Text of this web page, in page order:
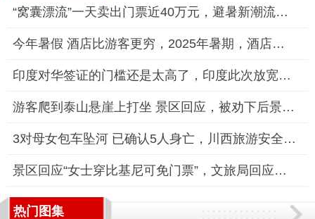
“窝囊漂流”一天卖出门票近40万元，避暑新潮流悄然兴起
今年暑假 酒店比游客更穷，2025年暑期，酒店业陷入“寒冬”
印度对华签证的门槛还是太高了，印度此次放宽旅游签证，或许可以
游客爬到泰山悬崖上打坐 景区回应，被劝下后景区加强安全措施
3对母女包车坠河 已确认5人身亡，川西旅游安全再敲警钟
景区回应“女士穿比基尼可免门票”，文旅局回应：企业自主经营行
热门图集